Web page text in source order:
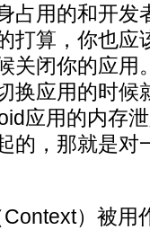
占用的和开发
打算，你也应
关闭你的应用
换应用的时候
应用的内存
的，那就是对
）被用